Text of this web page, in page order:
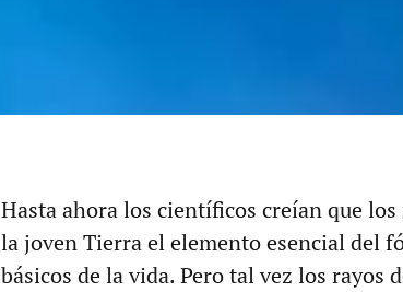
Hasta ahora los científicos creían que
la joven Tierra el elemento esencial del
básicos de la vida. Pero tal vez los rayos